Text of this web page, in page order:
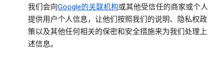
我们会向Google的关联机构或其他受信任的商家或个人
提供用户个人信息，让他们按照我们的说明、隐私权政
策以及其他任何相关的保密和安全措施来为我们处理上
述信息。